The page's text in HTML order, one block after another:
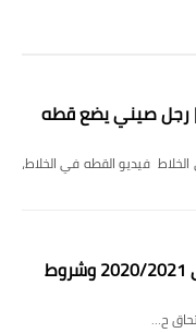
| رجل صيني يضع قطه
فيديو القطه في الخلاط،
تنسيق معهد فنى صحى 2020/2021 وشروط